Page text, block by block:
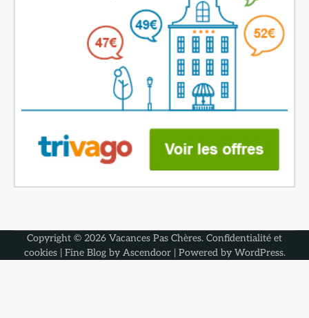
Copyright © 2026 Vacances Pas Chères. Confidentialité et
cookies| Fine Blog by Ascendoor| Powered by WordPress.